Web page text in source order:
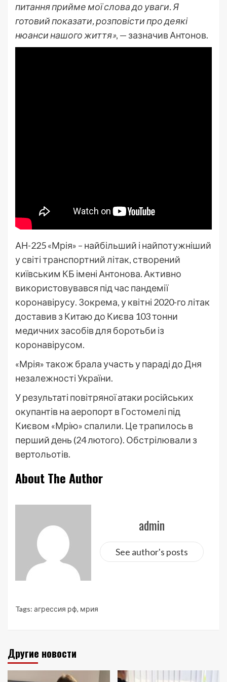
питання прийме мої слова до уваги. Я
готовий показати, розповісти про деякі
нюанси нашого життя», — зазначив Антонов.
АН-225 «Мрія» – найбільший і найпотужніший
у світі транспортний літак, створений
київським КБ імені Антонова. Активно
використовувався під час пандемії
коронавірусу. Зокрема, у квітні 2020-го літак
доставив з Китаю до Києва 103 тонни
медичних засобів для боротьби із
коронавірусом.
«Мрія» також брала участь у параді до Дня
незалежності України.
У результаті повітряної атаки російських
окупантів на аеропорт в Гостомелі під
Києвом «Мрію» спалили. Це трапилось в
перший день (24 лютого). Обстрілювали з
вертольотів.
About The Author
admin
See author's posts
Tags: агрессия рф, мрия
Другие новости